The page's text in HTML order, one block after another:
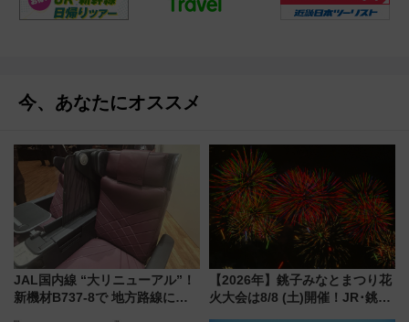
今、あなたにオススメ
JAL国内線 “大リニューアル”！
新機材B737-8で 地方路線にフ
【2026年】銚子みなとまつり花
火大会は8/8 (土)開催！JR･銚子